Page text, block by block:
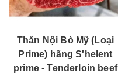
Thăn Nội Bò Mỹ (Loại
Prime) hãng S'helent
prime - Tenderloin beef